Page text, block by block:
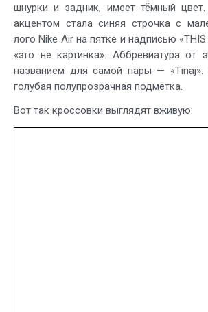
шнурки и задник, имеет тёмный
акцентом стала синяя строчка с
лого Nike Air на пятке и надписью
«это не картинка». Аббревиатура от
названием для самой пары — «Tinaj».
голубая полупрозрачная подмётка.
Вот так кроссовки выглядят вживую: